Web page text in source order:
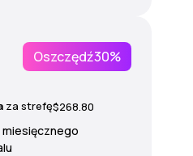
Oszczędź30%
za strefę$268.80